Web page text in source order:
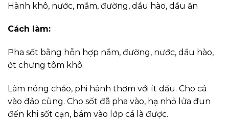
Hành khô, nước, mắm, đường, dầu hào, dầu ăn
Cách làm:
Pha sốt bằng hỗn hợp nắm, đường, nước, dầu hào,
ớt chưng tôm khô.
Làm nóng chảo, phi hành thơm với ít dầu. Cho cá
vào đảo cùng. Cho sốt đã pha vào, hạ nhỏ lửa đun
đến khi sốt cạn, bám vào lớp cá là được.